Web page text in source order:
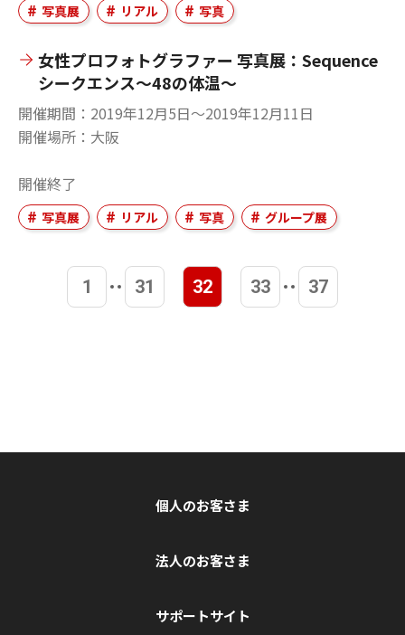
写真展 リアル 写真
女性プロフォトグラファー 写真展：Sequence
シークエンス～48の体温～
開催期間
2019年12月5日〜2019年12月11日
開催場所
大阪
開催終了
写真展 リアル 写真 グループ展
1 31 32 33 37
個人のお客さま
法人のお客さま
サポートサイト